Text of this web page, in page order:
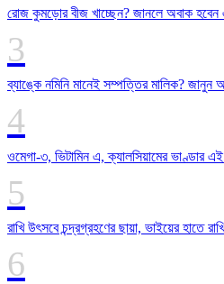
রোজ কুমড়োর বীজ খাচ্ছেন? জানলে অবাক হবেন
ব্যাঙ্কে নমিনি মানেই সম্পত্তির মালিক? জানুন
ওমেগা-৩, ভিটামিন এ, ক্যালসিয়ামের ভাণ্ডার
রাখি উৎসবে চন্দ্রগ্রহণের ছায়া, ভাইয়ের হাতে